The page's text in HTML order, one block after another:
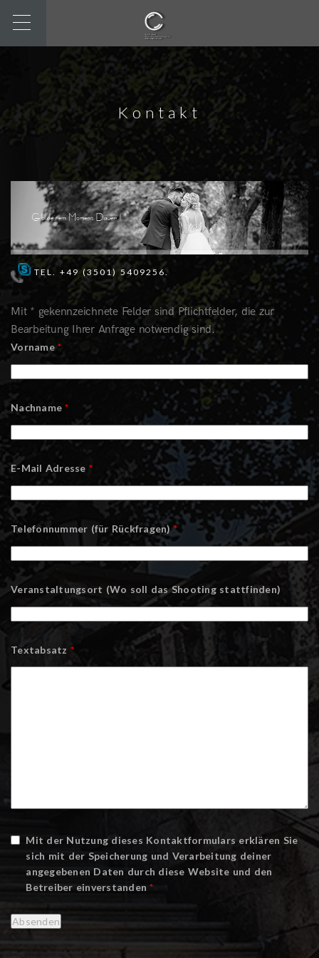
Kontakt
TEL. +49 (3501) 5409256.
Mit * gekennzeichnete Felder sind Pflichtfelder, die zur
Bearbeitung Ihrer Anfrage notwendig sind.
Vorname *
Nachname*
E-Mail Adresse *
Telefonnummer (für Rückfragen)*
Veranstaltungsort (Wo soll das Shooting stattfinden)
Textabsatz *
Mit der Nutzung dieses Kontaktformulars erklären Sie
sich mit der Speicherung und Verarbeitung deiner
angegebenen Daten durch diese Website und den
Betreiber einverstanden*